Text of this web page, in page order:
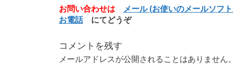
お問い合わせは メール (お使いのメールソフ
お電話にてどうぞ
コメントを残す
メールアドレスが公開されることはありません。